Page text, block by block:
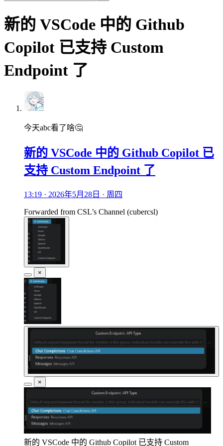
新的 VSCode 中的 Github
Copilot 已支持 Custom
Endpoint 了
今天abc看了啥🤔
新的 VSCode 中的 Github Copilot 已
支持 Custom Endpoint 了
13:19 · 2026年5月28日 · 周四
Forwarded from CSL’s Channel (cubercsl)
×
×
新的 VSCode 中的 Github Copilot 已支持 Custom